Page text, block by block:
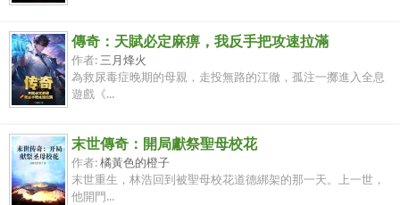
傳奇：天賦必定麻痹，我反手把攻速拉滿
作者:三月烽火
為救尿毒症晚期的母親，走投無路的江徹，孤注一擲進入全息
遊戲《...
末世傳奇：開局獻祭聖母校花
作者:橘黃色的橙子
末世重生，林浩回到被聖母校花道德綁架的那一天。上一世，
他開門...